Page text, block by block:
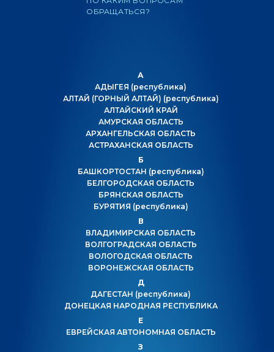
ОБРАЩАТЬСЯ?
А
АДЫГЕЯ (республика)
АЛТАЙ (ГОРНЫЙ АЛТАЙ) (республика)
АЛТАЙСКИЙ КРАЙ
АМУРСКАЯ ОБЛАСТЬ
АРХАНГЕЛЬСКАЯ ОБЛАСТЬ
АСТРАХАНСКАЯ ОБЛАСТЬ
Б
БАШКОРТОСТАН (республика)
БЕЛГОРОДСКАЯ ОБЛАСТЬ
БРЯНСКАЯ ОБЛАСТЬ
БУРЯТИЯ (республика)
В
ВЛАДИМИРСКАЯ ОБЛАСТЬ
ВОЛГОГРАДСКАЯ ОБЛАСТЬ
ВОЛОГОДСКАЯ ОБЛАСТЬ
ВОРОНЕЖСКАЯ ОБЛАСТЬ
Д
ДАГЕСТАН (республика)
ДОНЕЦКАЯ НАРОДНАЯ РЕСПУБЛИКА
Е
ЕВРЕЙСКАЯ АВТОНОМНАЯ ОБЛАСТЬ
З